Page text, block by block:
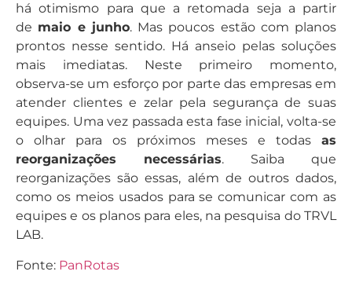
há otimismo para que a retomada seja a partir
de maio e junho. Mas poucos estão com planos
prontos nesse sentido. Há anseio pelas soluções
mais imediatas. Neste primeiro momento,
observa-se um esforço por parte das empresas em
atender clientes e zelar pela segurança de suas
equipes. Uma vez passada esta fase inicial, volta-se
o olhar para os próximos meses e todas as
reorganizações necessárias. Saiba que
reorganizações são essas, além de outros dados,
como os meios usados para se comunicar com as
equipes e os planos para eles, na pesquisa do TRVL
LAB.
Fonte: PanRotas